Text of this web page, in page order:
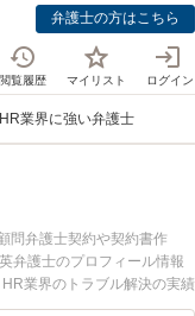
弁護士の方はこちら
閲覧履歴 マイリスト ログイン
業界に強い弁護士
問弁護士契約や契約書作
弁護士のプロフィール情報
業界のトラブル解決の実績
におすすめです。